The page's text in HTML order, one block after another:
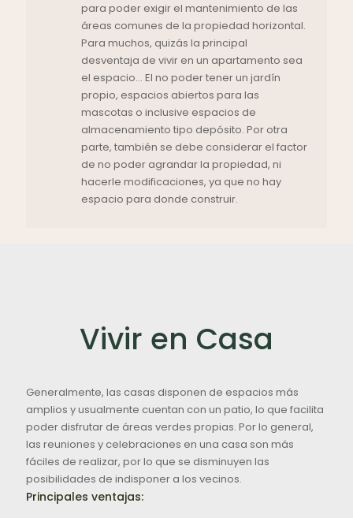
para poder exigir el mantenimiento de las
áreas comunes de la propiedad horizontal.
Para muchos, quizás la principal
desventaja de vivir en un apartamento sea
el espacio… El no poder tener un jardín
propio, espacios abiertos para las
mascotas o inclusive espacios de
almacenamiento tipo depósito. Por otra
parte, también se debe considerar el factor
de no poder agrandar la propiedad, ni
hacerle modificaciones, ya que no hay
espacio para donde construir.
Vivir en Casa
Generalmente, las casas disponen de espacios más
amplios y usualmente cuentan con un patio, lo que facilita
poder disfrutar de áreas verdes propias. Por lo general,
las reuniones y celebraciones en una casa son más
fáciles de realizar, por lo que se disminuyen las
posibilidades de indisponer a los vecinos.
Principales ventajas: